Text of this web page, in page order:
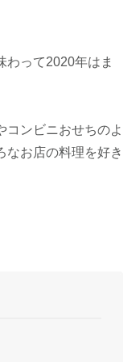
わって2020年はま
コンビニおせちのよ
なお店の料理を好き